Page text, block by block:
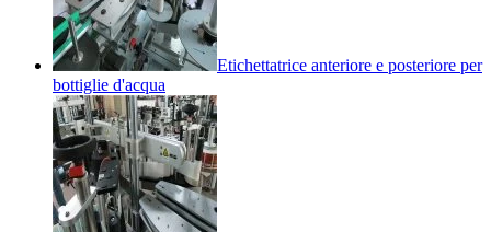
Etichettatrice anteriore e posteriore per
bottiglie d'acqua